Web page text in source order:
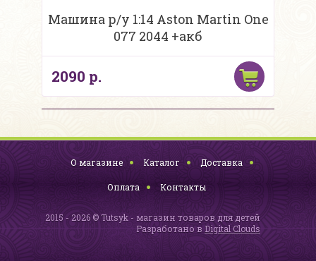
Машина р/у 1:14 Aston Martin One
077 2044 +акб
2090 р.
О магазине Каталог Доставка
Оплата Контакты
2015 - 2026 © Tutsyk - магазин товаров для детей
Разработано в Digital Clouds